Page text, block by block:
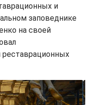
и
заповеднике
на своей